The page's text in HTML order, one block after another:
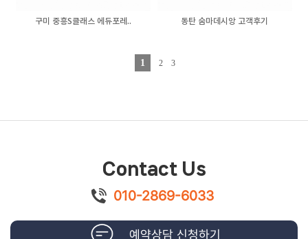
구미 중흥S클래스 에듀포레.. 동탄 숨마데시앙 고객후기
1 2 3
Contact Us
010-2869-6033
예약상담 신청하기